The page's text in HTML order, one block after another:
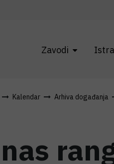
Zavodi
Kalendar Arhiva događanja